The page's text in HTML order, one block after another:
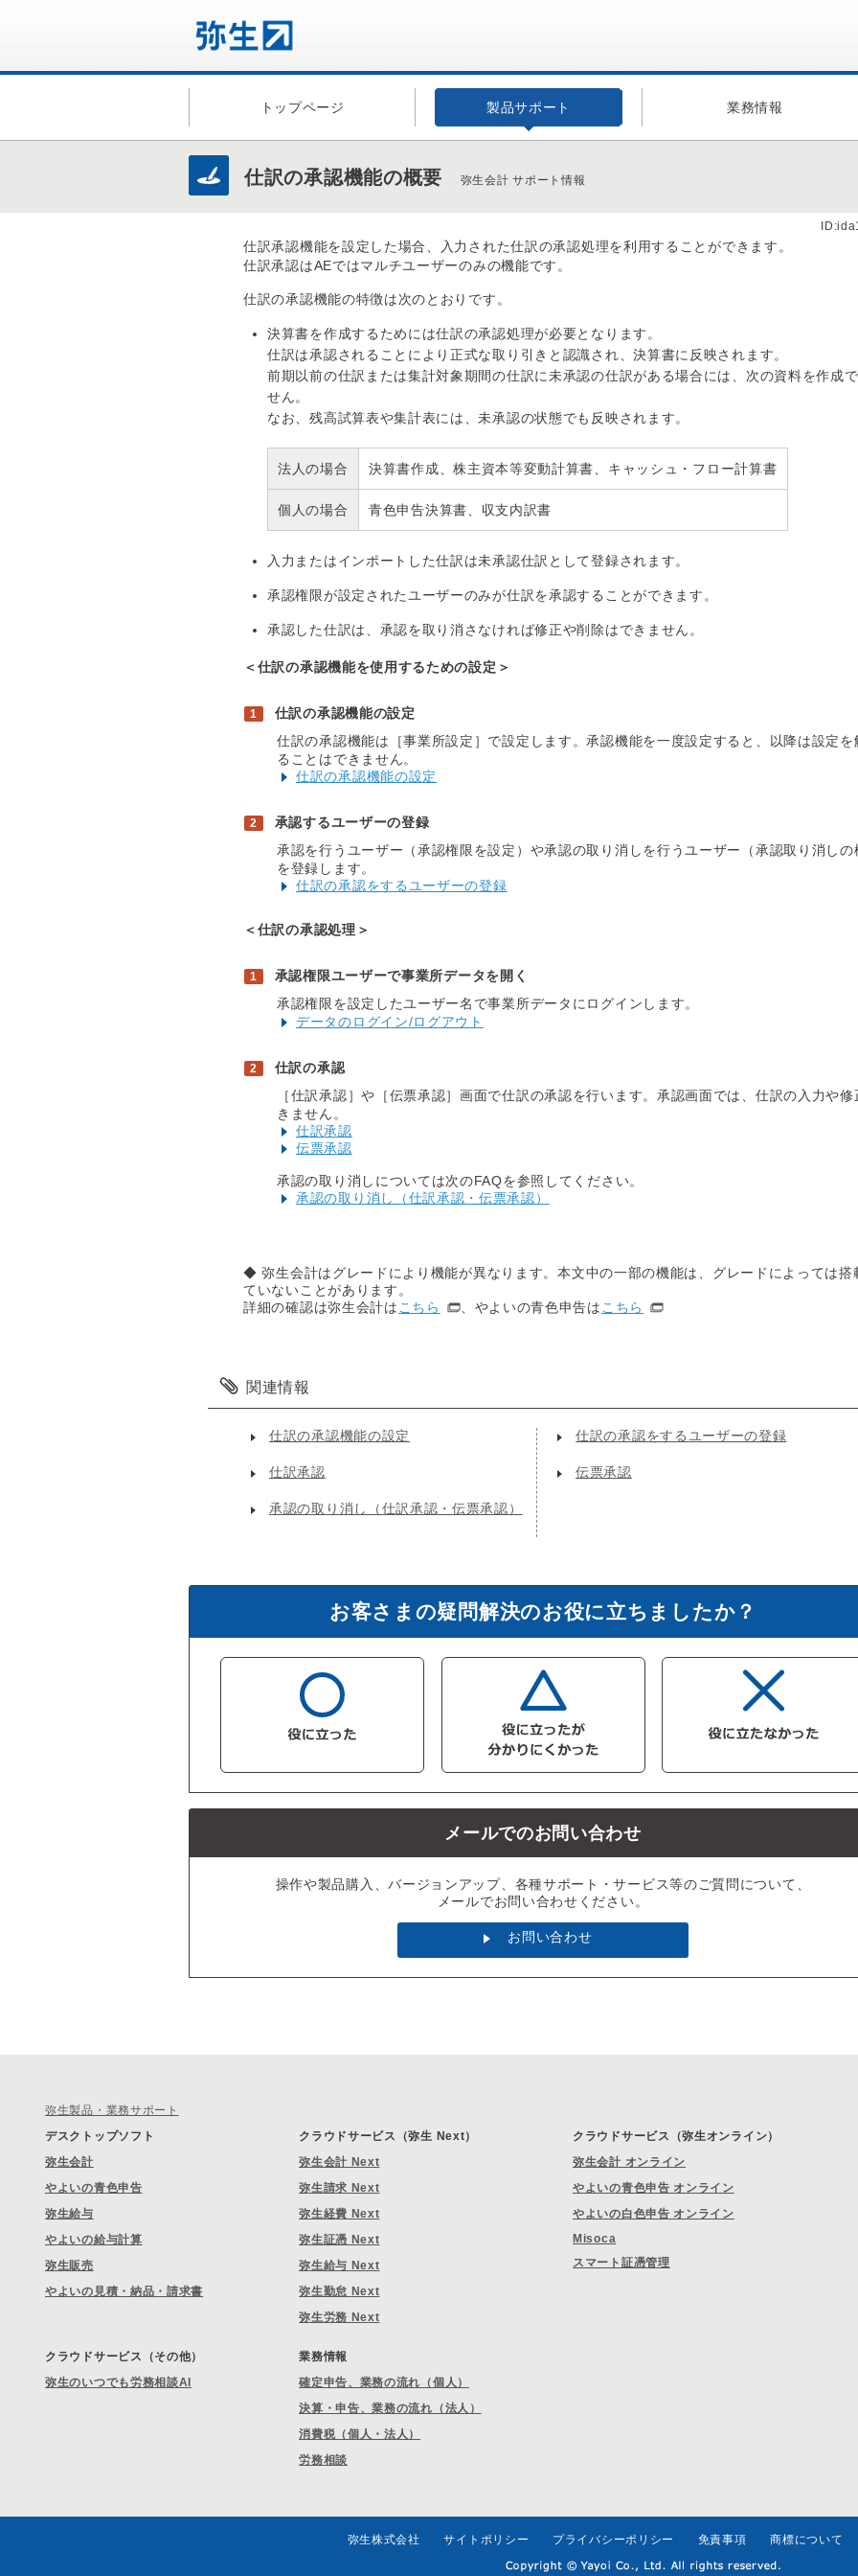
トップページ 製品サポート 業務情報
仕訳の承認機能の概要 弥生会計 サポート情報
仕訳承認機能を設定した場合、入力された仕訳の承認処理を利用することができます。
仕訳承認はAEではマルチユーザーのみの機能です。
仕訳の承認機能の特徴は次のとおりです。
決算書を作成するためには仕訳の承認処理が必要となります。
仕訳は承認されることにより正式な取り引きと認識され、決算書に反映されます。
前期以前の仕訳または集計対象期間の仕訳に未承認の仕訳がある場合には、次の資料を作成で
せん。
なお、残高試算表や集計表には、未承認の状態でも反映されます。
法人の場合 決算書作成、株主資本等変動計算書、キャッシュ・フロー計算書
個人の場合 青色申告決算書、収支内訳書
入力またはインポートした仕訳は未承認仕訳として登録されます。
承認権限が設定されたユーザーのみが仕訳を承認することができます。
承認した仕訳は、承認を取り消さなければ修正や削除はできません。
＜仕訳の承認機能を使用するための設定＞
仕訳の承認機能の設定
仕訳の承認機能は［事業所設定］で設定します。承認機能を一度設定すると、以降は設定を
ることはできません。
仕訳の承認機能の設定
承認するユーザーの登録
承認を行うユーザー（承認権限を設定）や承認の取り消しを行うユーザー（承認取り消しの
を登録します。
仕訳の承認をするユーザーの登録
＜仕訳の承認処理＞
承認権限ユーザーで事業所データを開く
承認権限を設定したユーザー名で事業所データにログインします。
データのログイン/ログアウト
仕訳の承認
［仕訳承認］や［伝票承認］画面で仕訳の承認を行います。承認画面では、仕訳の入力や修
きません。
仕訳承認
伝票承認
承認の取り消しについては次のFAQを参照してください。
承認の取り消し（仕訳承認・伝票承認）
◆ 弥生会計はグレードにより機能が異なります。本文中の一部の機能は、グレードによっては搭
ていないことがあります。
詳細の確認は弥生会計は こちら 、やよいの青色申告は こちら
関連情報
仕訳の承認機能の設定 仕訳の承認をするユーザーの登録
仕訳承認 伝票承認
承認の取り消し（仕訳承認・伝票承認）
お客さまの疑問解決のお役に立ちましたか？
メールでのお問い合わせ
操作や製品購入、バージョンアップ、各種サポート・サービス等のご質問について、
メールでお問い合わせください。
お問い合わせ
弥生製品・業務サポート
デスクトップソフト
弥生会計
やよいの青色申告
弥生給与
やよいの給与計算
弥生販売
やよいの見積・納品・請求書
クラウドサービス（弥生 Next）
弥生会計 Next
弥生請求 Next
弥生経費 Next
弥生証憑 Next
弥生給与 Next
弥生勤怠 Next
弥生労務 Next
クラウドサービス（弥生オンライン）
弥生会計 オンライン
やよいの青色申告 オンライン
やよいの白色申告 オンライン
Misoca
スマート証憑管理
クラウドサービス（その他）
弥生のいつでも労務相談AI
業務情報
確定申告、業務の流れ（個人）
決算・申告、業務の流れ（法人）
消費税（個人・法人）
労務相談
弥生株式会社 サイトポリシー プライバシーポリシー 免責事項 商標について